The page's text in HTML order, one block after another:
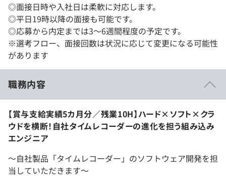
◎面接日時や入社日は柔軟に対応します。
◎平日19時以降の面接も可能です。
◎応募から内定までは3～6週間程度の予定です。
※選考フロー、面接回数は状況に応じて変更になる可能性
があります
職務内容
【賞与支給実績5カ月分／残業10H】ハード×ソフト×クラ
ウドを横断！自社タイムレコーダーの進化を担う組み込み
エンジニア
～自社製品「タイムレコーダー」のソフトウェア開発を担
当していただきます～